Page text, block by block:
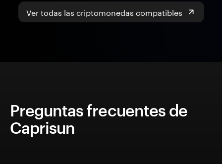
Ver todas las criptomonedas compatibles
Preguntas frecuentes de
Caprisun